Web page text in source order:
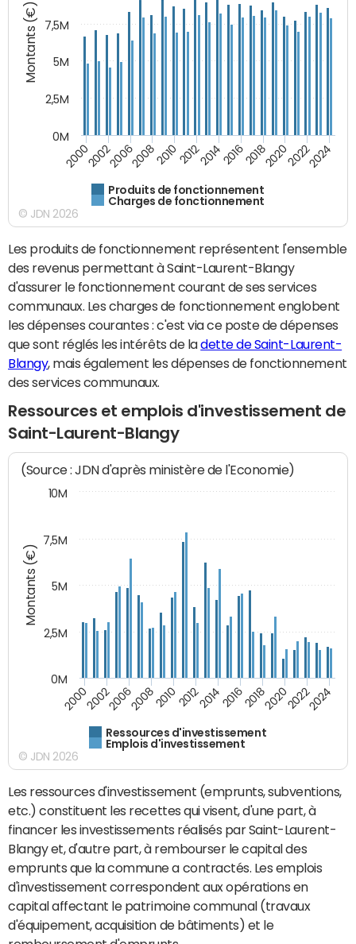
Montants (€)
Produits de fonctionnement
Charges de fonctionnement
200020022006200820102012201420162018202020222024
0M
2,5M
5M
7,5M
© JDN 2026
Les produits de fonctionnement représentent l'ensemble
des revenus permettant à Saint-Laurent-Blangy
d'assurer le fonctionnement courant de ses services
communaux. Les charges de fonctionnement englobent
les dépenses courantes : c'est via ce poste de dépenses
que sont réglés les intérêts de ladette de Saint-Laurent-
Blangy, mais également les dépenses de fonctionnement
des services communaux.
Ressources et emplois d'investissement de
Saint-Laurent-Blangy
Montants (€)
(Source : JDN d'après ministère de l'Economie)
Ressources d'investissement
Emplois d'investissement
200020022006200820102012201420162018202020222024
0M
2,5M
5M
7,5M
10M
© JDN 2026
Les ressources d'investissement (emprunts, subventions,
etc.) constituent les recettes qui visent, d'une part, à
financer les investissements réalisés par Saint-Laurent-
Blangy et, d'autre part, à rembourser le capital des
emprunts que la commune a contractés. Les emplois
d'investissement correspondent aux opérations en
capital affectant le patrimoine communal (travaux
d'équipement, acquisition de bâtiments) et le